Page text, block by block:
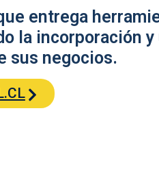
entrega
la incorporación y
sus negocios.